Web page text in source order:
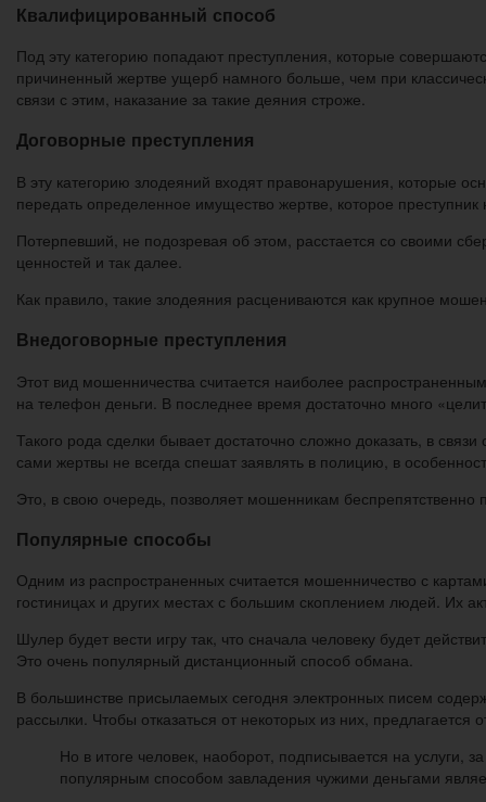
Квалифицированный способ
Под эту категорию попадают преступления, которые
причиненный жертве ущерб намного больше, чем при
связи с этим, наказание за такие деяния строже.
Договорные преступления
В эту категорию злодеяний входят правонарушения, которые
передать определенное имущество жертве, которое
Потерпевший, не подозревая об этом, расстается со своими
ценностей и так далее.
Как правило, такие злодеяния расцениваются как крупное
Внедоговорные преступления
Этот вид мошенничества считается наиболее
на телефон деньги. В последнее время достаточно много
Такого рода сделки бывает достаточно сложно доказать, в
сами жертвы не всегда спешат заявлять в полицию, в
Это, в свою очередь, позволяет мошенникам беспрепятственно
Популярные способы
Одним из распространенных считается мошенничество с
гостиницах и других местах с большим скоплением людей. Их
Шулер будет вести игру так, что сначала человеку будет
Это очень популярный дистанционный способ обмана.
В большинстве присылаемых сегодня электронных писем
рассылки. Чтобы отказаться от некоторых из них,
Но в итоге человек, наоборот, подписывается на услуги,
популярным способом завладения чужими деньгами